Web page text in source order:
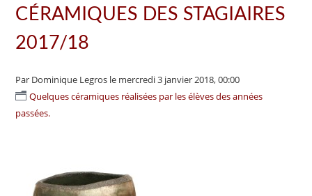
CÉRAMIQUES DES STAGIAIRES
2017/18
Par Dominique Legros le mercredi 3 janvier 2018, 00:00
Quelques céramiques réalisées par les élèves des années
passées.